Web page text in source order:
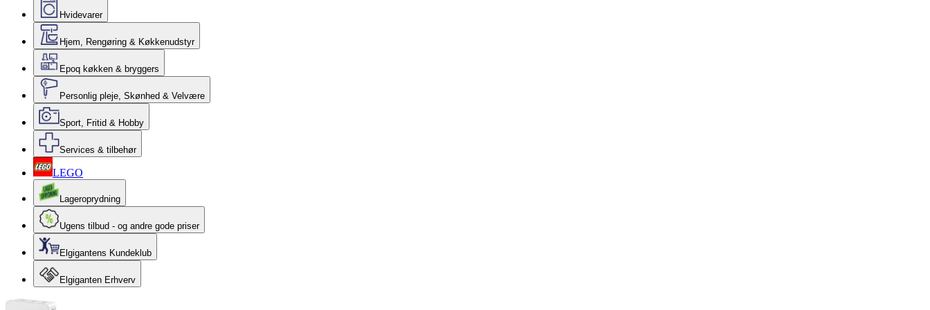
Hvidevarer
Hjem, Rengøring & Køkkenudstyr
Epoq køkken & bryggers
Personlig pleje, Skønhed & Velvære
Sport, Fritid & Hobby
Services & tilbehør
LEGO
Lageroprydning
Ugens tilbud - og andre gode priser
Elgigantens Kundeklub
Elgiganten Erhverv